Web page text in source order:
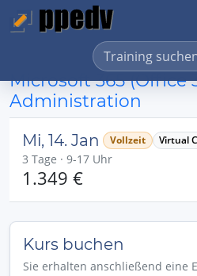
Microsoft 365 (Office
Administration
Mi, 14. Jan Vollzeit Virtual
3 Tage · 9-17 Uhr
1.349 €
Kurs buchen
Sie erhalten anschließend eine